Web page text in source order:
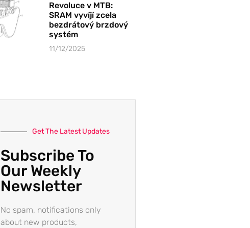
Revoluce v MTB:
SRAM vyvíjí zcela
bezdrátový brzdový
systém
11/12/2025
Get The Latest Updates
Subscribe To
Our Weekly
Newsletter
No spam, notifications only
about new products,